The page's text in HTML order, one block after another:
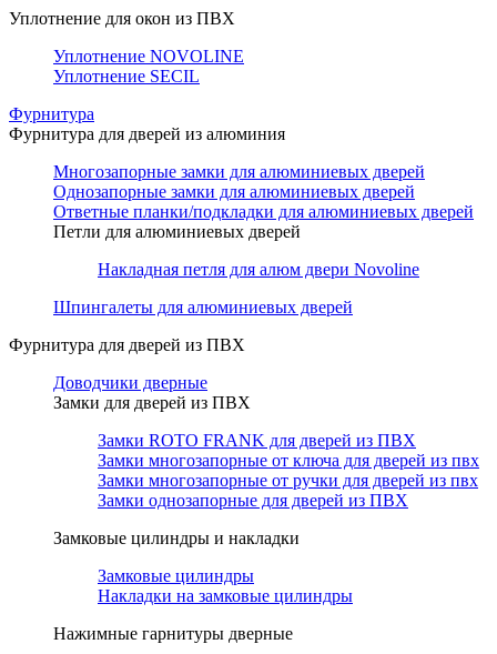
Уплотнение для окон из ПВХ
Уплотнение NOVOLINE
Уплотнение SECIL
Фурнитура
Фурнитура для дверей из алюминия
Многозапорные замки для алюминиевых дверей
Однозапорные замки для алюминиевых дверей
Ответные планки/подкладки для алюминиевых дверей
Петли для алюминиевых дверей
Накладная петля для алюм двери Novoline
Шпингалеты для алюминиевых дверей
Фурнитура для дверей из ПВХ
Доводчики дверные
Замки для дверей из ПВХ
Замки ROTO FRANK для дверей из ПВХ
Замки многозапорные от ключа для дверей из пвх
Замки многозапорные от ручки для дверей из пвх
Замки однозапорные для дверей из ПВХ
Замковые цилиндры и накладки
Замковые цилиндры
Накладки на замковые цилиндры
Нажимные гарнитуры дверные